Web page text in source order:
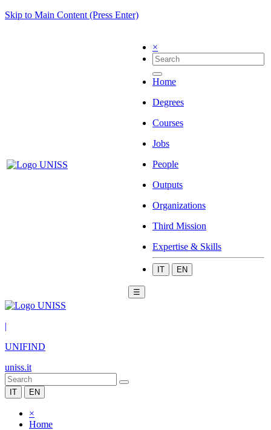
Skip to Main Content (Press Enter)
×
Home
Degrees
Courses
Jobs
People
Outputs
Organizations
Third Mission
Expertise & Skills
IT EN
☰
|
UNIFIND
uniss.it
IT EN
×
Home